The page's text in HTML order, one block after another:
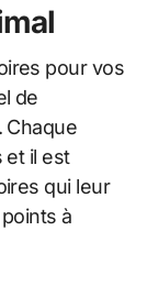
pour vos
de
Chaque
et il est
qui leur
à